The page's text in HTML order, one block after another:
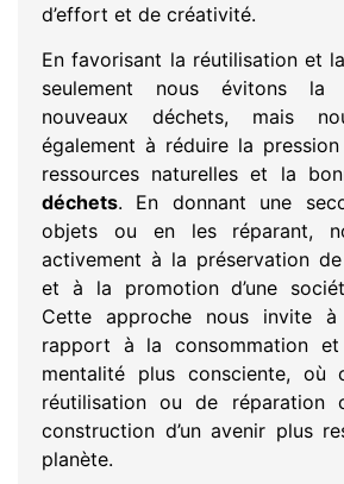
d’effort et de créativité.
En favorisant la réutilisation et
seulement nous évitons la
nouveaux déchets, mais
également à réduire la
ressources naturelles et la
déchets. En donnant une
objets ou en les réparant,
activement à la préservation de
et à la promotion d’une
Cette approche nous invite à
rapport à la consommation
mentalité plus consciente, où
réutilisation ou de réparation
construction d’un avenir plus
planète.